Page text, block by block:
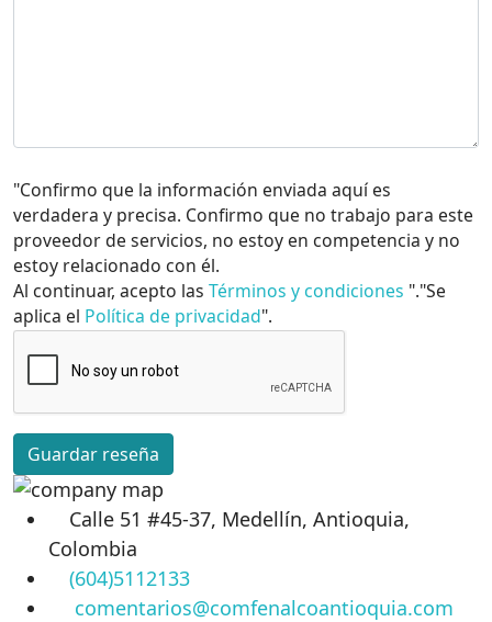
"Confirmo que la información enviada aquí es
verdadera y precisa. Confirmo que no trabajo para este
proveedor de servicios, no estoy en competencia y no
estoy relacionado con él.
Al continuar, acepto las Términos y condiciones "."Se
aplica el Política de privacidad".
Guardar reseña
Calle 51 #45-37, Medellín, Antioquia,
Colombia
(604)5112133
comentarios@comfenalcoantioquia.com